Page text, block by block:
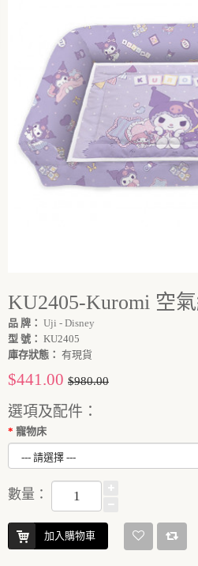
KU2405-Kuromi 空
品 牌： Uji - Disney
型 號： KU2405
庫存狀態： 有現貨
$441.00 $980.00
選項及配件：
寵物床
數量：
加入購物車